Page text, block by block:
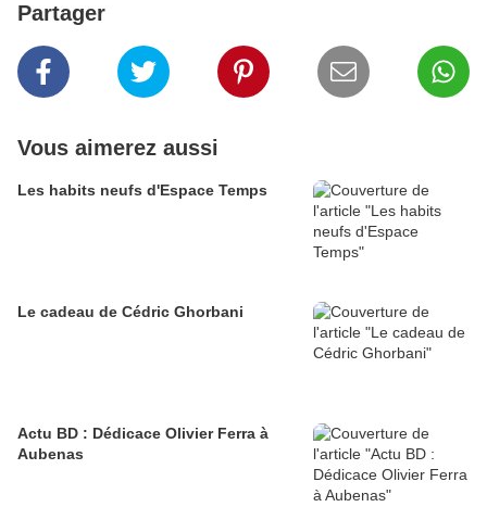
Partager
Vous aimerez aussi
Les habits neufs d'Espace Temps
Le cadeau de Cédric Ghorbani
Actu BD : Dédicace Olivier Ferra à
Aubenas